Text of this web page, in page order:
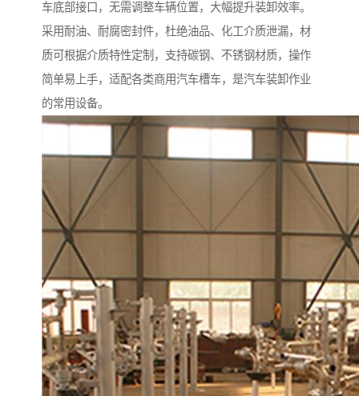
车底部接口，无需调整车辆位置，大幅提升装卸效率。
采用耐油、耐腐密封件，杜绝油品、化工介质泄漏，材
质可根据介质特性定制，支持碳钢、不锈钢材质，操作
简单易上手，适配各类商用汽车槽车，是汽车装卸作业
的常用设备。